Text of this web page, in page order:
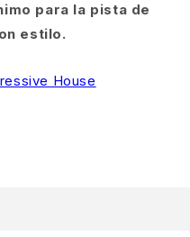
para la pista de
estilo.
House